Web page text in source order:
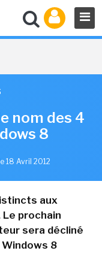
nom des 4
8
18 Avril 2012
aux
prochain
sera décliné
8